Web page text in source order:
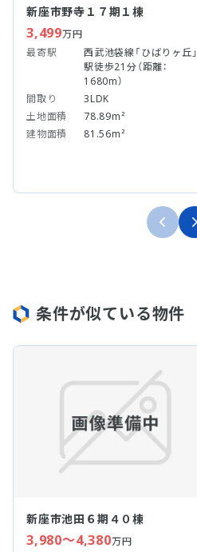
新座市野寺１７期１棟
3,499万円
最寄駅
西武池袋線「ひばりヶ丘」
駅徒歩21分（距離：
1680m）
間取り
3LDK
土地面積
78.89m²
建物面積
81.56m²
条件が似ている物件
新座市池田６期４０棟
3,980～4,380万円